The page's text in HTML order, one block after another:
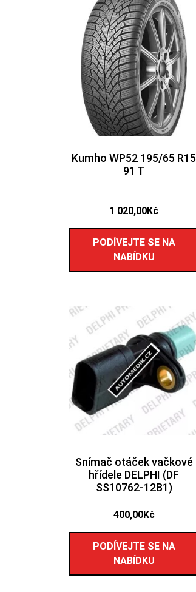
Kumho WP52 195/65 R15
91 T
1 020,00Kč
PODÍVEJTE SE NA
NABÍDKU
Snímač otáček vačkové
hřídele DELPHI (DF
SS10762-12B1)
400,00Kč
PODÍVEJTE SE NA
NABÍDKU